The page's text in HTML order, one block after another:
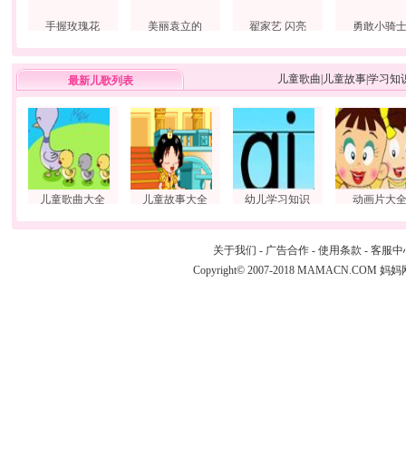
手握玫瑰花 美丽袁立的 翟家艺 闪亮 勇敢小骑士
最新儿歌列表 儿童歌曲 儿童故事学习知
儿童歌曲大全 儿童故事大全 幼儿学习知识 动画片大全
关于我们 - 广告合作 - 使用条款 - 客服中
Copyright© 2007-2018 MAMACN.COM 妈妈